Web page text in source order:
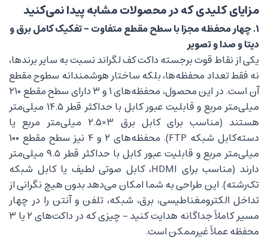
مزایای کلیدی که در محصولات مشابه پیدا نمی‌کنید
۱. چهار محفظه مجزا با سطح مقطع متفاوت – تفکیک کامل برق و
دیتا و صدا و تصویر
یکی از نقاط قوت برجسته داکت کف لگراند نسبت به سایر برندها،
نه فقط تعداد محفظه‌ها، بلکه ساختار هوشمندانه سطوح مقطع
آن است. در این محصول، محفظه‌های ۱ و ۳ دارای سطح مقطع ۲۱۰
میلی‌متر مربع و قابلیت عبور کابل با حداکثر قطر ۱۴.۵ میلی‌متر
هستند (مناسب برای کابل برق ۳×۲.۵ میلی‌متر مربع یا
دسته‌کابل شبکه FTP). محفظه‌های ۲ و ۴ نیز سطح مقطع ۱۰۰
میلی‌متر مربع و قابلیت عبور کابل با حداکثر قطر ۹.۵ میلی‌متر
دارند (مناسب برای HDMI، کابل صوتی لطیف یا کابل شبکه
تک‌رشته). این طراحی به شما امکان می‌دهد بدون هیچ نگرانی از
تداخل الکترومغناطیسی، برق، شبکه، تلفن و آنتن را در چهار
مسیر کاملاً جداگانه هدایت کنید – چیزی که در داکت‌های ۲ یا ۳
محفظه عملاً غیرممکن است.